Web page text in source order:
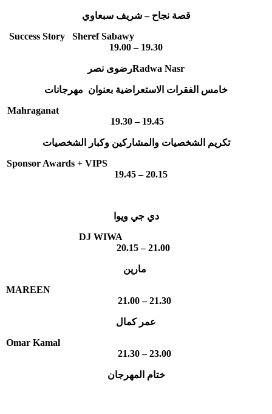
قصة نجاح – شريف سبعاوي
Success Story Sheref Sabawy
19.00 – 19.30
رضوى نصرRadwa Nasr
خامس الفقرات الاستعراضية بعنوان مهرجانات
Mahraganat
19.30 – 19.45
تكريم الشخصيات والمشاركين وكبار الشخصيات
Sponsor Awards + VIPS
19.45 – 20.15
دي جي ويوا
DJ WIWA
20.15 – 21.00
MAREEN
21.00 – 21.30
عمر كمال
Omar Kamal
21.30 – 23.00
ختام المهرجان